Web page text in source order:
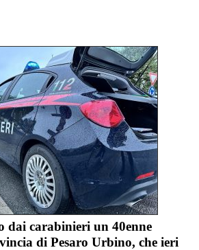
dai carabinieri un 40enne
di Pesaro Urbino, che ieri